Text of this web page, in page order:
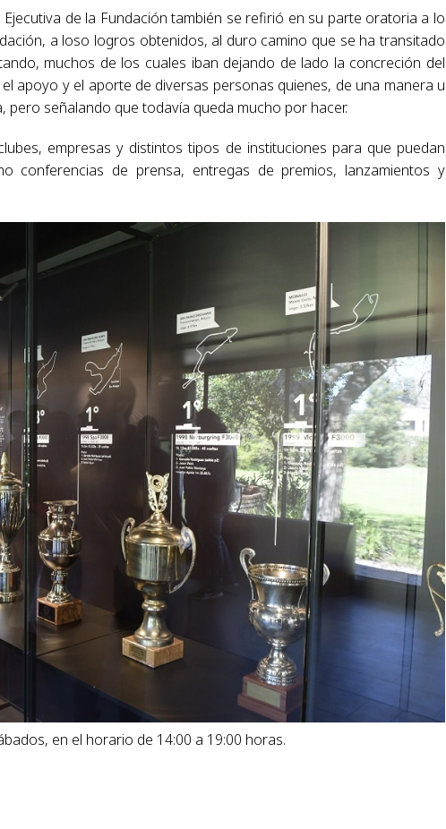
de la Fundación también se refirió en su parte oratoria a lo
a loso logros obtenidos, al duro camino que se ha transitado
muchos de los cuales iban dejando de lado la concreción del
apoyo y el aporte de diversas personas quienes, de una manera u
señalando que todavía queda mucho por hacer.
empresas y distintos tipos de instituciones para que puedan
conferencias de prensa, entregas de premios, lanzamientos y
en el horario de 14:00 a 19:00 horas.